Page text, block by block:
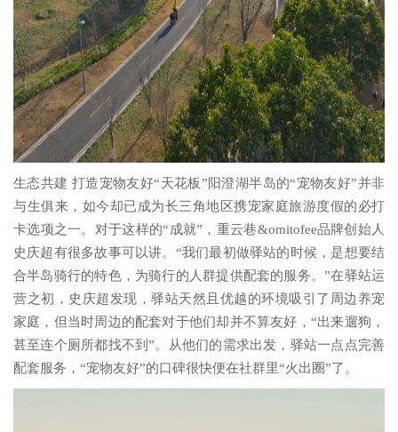
生态共建 打造宠物友好“天花板”阳澄湖半岛的“宠物友好”并非
与生俱来，如今却已成为长三角地区携宠家庭旅游度假的必打
卡选项之一。对于这样的“成就”，重云巷&omitofee品牌创始人
史庆超有很多故事可以讲。“我们最初做驿站的时候，是想要结
合半岛骑行的特色，为骑行的人群提供配套的服务。”在驿站运
营之初，史庆超发现，驿站天然且优越的环境吸引了周边养宠
家庭，但当时周边的配套对于他们却并不算友好，“出来遛狗，
甚至连个厕所都找不到”。从他们的需求出发，驿站一点点完善
配套服务，“宠物友好”的口碑很快便在社群里“火出圈”了。